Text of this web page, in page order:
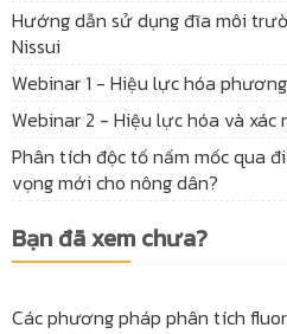
Hướng dẫn sử dụng đĩa môi
Nissui
Webinar 1 - Hiệu lực hóa
Webinar 2 - Hiệu lực hóa và
Phân tích độc tố nấm mốc qua
vọng mới cho nông dân?
Bạn đã xem chưa?
Các phương pháp phân tích